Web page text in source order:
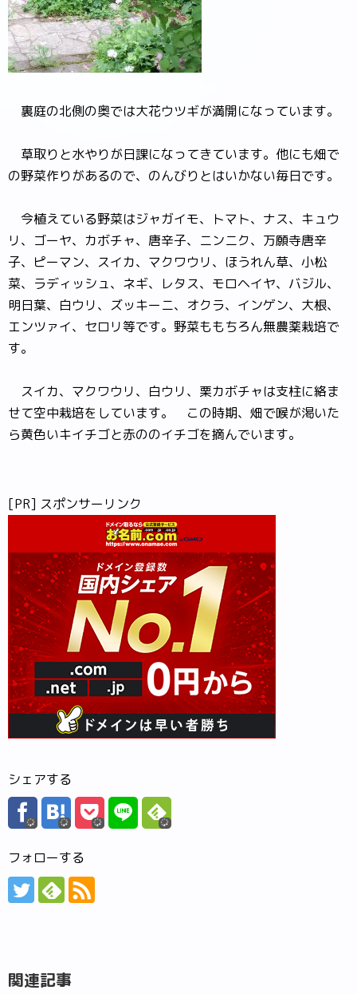
裏庭の北側の奥では大花ウツギが満開になっています。
草取りと水やりが日課になってきています。他にも畑で
の野菜作りがあるので、のんびりとはいかない毎日です。
今植えている野菜はジャガイモ、トマト、ナス、キュウ
リ、ゴーヤ、カボチャ、唐辛子、ニンニク、万願寺唐辛
子、ピーマン、スイカ、マクワウリ、ほうれん草、小松
菜、ラディッシュ、ネギ、レタス、モロヘイヤ、バジル、
明日葉、白ウリ、ズッキーニ、オクラ、インゲン、大根、
エンツァイ、セロリ等です。野菜ももちろん無農薬栽培で
す。
スイカ、マクワウリ、白ウリ、栗カボチャは支柱に絡ま
せて空中栽培をしています。 この時期、畑で喉が渇いた
ら黄色いキイチゴと赤ののイチゴを摘んでいます。
[PR] スポンサーリンク
シェアする
フォローする
関連記事